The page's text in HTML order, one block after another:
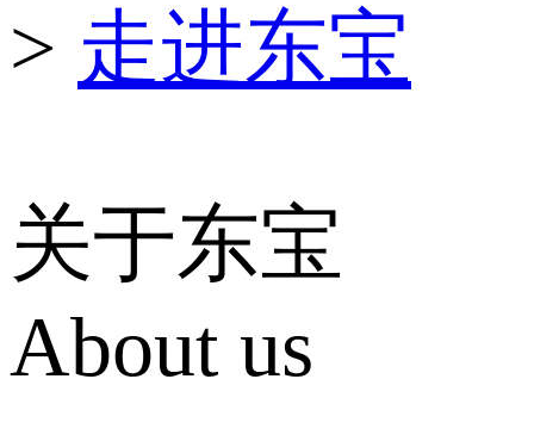
> 走进东宝
关于东宝
About us